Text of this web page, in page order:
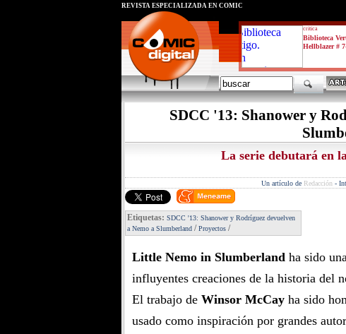
critica
Biblioteca
Hellblazer #
REVISTA ESPECIALIZADA EN CÓMIC
SDCC '13: Shanower y
La serie debutará en
Un artículo de Redacción -
Etiquetas: SDCC '13: Shanower y Rodríguez devuelven
a Nemo a Slumberland /Proyectos /
Little Nemo in Slumberland ha sido
influyentes creaciones de la historia del
El trabajo de Winsor McCay ha sido
usado como inspiración por grandes